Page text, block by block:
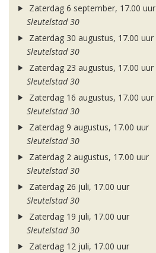
Zaterdag 6 september, 17.00 uur
Sleutelstad 30
Zaterdag 30 augustus, 17.00 uur
Sleutelstad 30
Zaterdag 23 augustus, 17.00 uur
Sleutelstad 30
Zaterdag 16 augustus, 17.00 uur
Sleutelstad 30
Zaterdag 9 augustus, 17.00 uur
Sleutelstad 30
Zaterdag 2 augustus, 17.00 uur
Sleutelstad 30
Zaterdag 26 juli, 17.00 uur
Sleutelstad 30
Zaterdag 19 juli, 17.00 uur
Sleutelstad 30
Zaterdag 12 juli, 17.00 uur